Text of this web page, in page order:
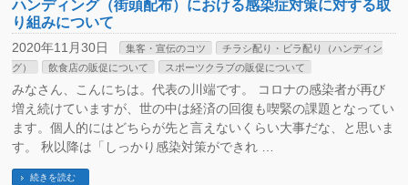
ハンディング（街頭配布）における感染症対策に対する取
り組みについて
2020年11月30日 集客・宣伝のコツ
チラシ配り・ビラ配り（ハンディン
グ）
飲食店の販促について スポーツクラブの販促について
みなさん、こんにちは。代表の川端です。 コロナの感染者が再び
増え続けていますが、世の中は経済の回復も喫緊の課題となってい
ます。個人的にはどちらが先と言えないくらい大事だな、と思いま
す。 秋以降は「しっかり感染対策ができれ …
続きを読む